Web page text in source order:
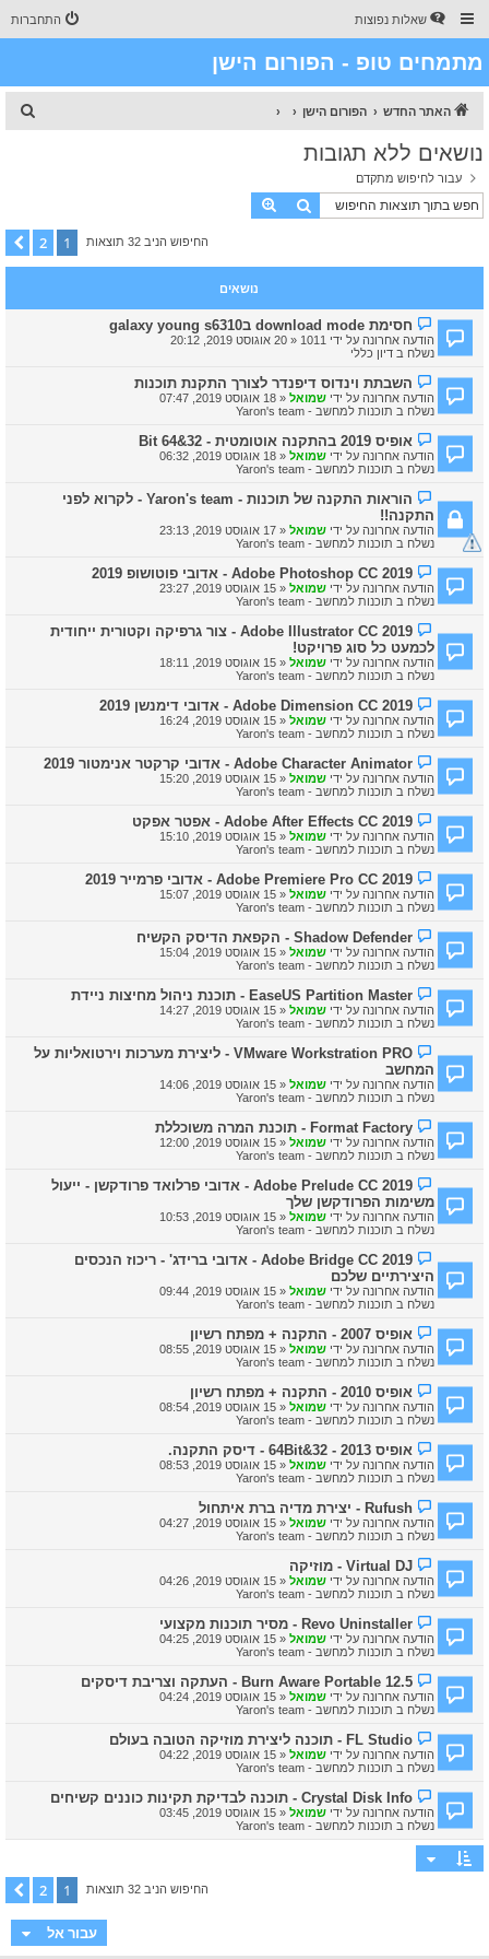
שאלות נפוצות התחברות
מתמחים טופ - הפורום הישן
האתר החדש הפורום הישן
ח
נושאים ללא תגובות
עבור לחיפוש מתקדם
חיפושחיפוש מתקדם
החיפוש הניב 32 תוצאות 1
2 הבא
נושאים
ה
ו
ד
ע
ה
ח
ד
ש
חסימת download mode בgalaxy young s6310
הודעה אחרונה על ידי 1011
«20 אוגוסט 2019, 20:12
נשלח בדיון כללי
ה
ו
ד
ע
ה
ח
ד
ש
השבתת וינדוס דיפנדר לצורך התקנת תוכנות
הודעה אחרונה על ידי שמואל«18 אוגוסט 2019, 07:47
נשלח בתוכנות למחשב - Yaron's team
ה
ו
ד
ע
ה
ח
ד
ש
ה
אופיס 2019 בהתקנה אוטומטית - 32&64 Bit
הודעה אחרונה על ידי שמואל«18 אוגוסט 2019, 06:32
נשלח בתוכנות למחשב - Yaron's team
ה
ו
ד
ע
ה
ד
ש
ה
הוראות התקנה של תוכנות - Yaron's team - לקרוא לפני
התקנה!!
הודעה אחרונה על ידי שמואל«17 אוגוסט 2019, 23:13
נשלח בתוכנות למחשב - Yaron's team
ה
ו
ד
ע
ה
ח
ד
ש
ה
Adobe Photoshop CC 2019 - אדובי פוטושופ 2019
הודעה אחרונה על ידי שמואל«15 אוגוסט 2019, 23:27
נשלח בתוכנות למחשב - Yaron's team
ה
ו
ד
ע
ה
ד
ש
ה
Adobe Illustrator CC 2019 - צור גרפיקה וקטורית ייחודית
לכמעט כל סוג פרויקט!
הודעה אחרונה על ידי שמואל«15 אוגוסט 2019, 18:11
נשלח בתוכנות למחשב - Yaron's team
ה
ו
ד
ע
ה
ח
ד
ש
Adobe Dimension CC 2019 - אדובי דימנשן 2019
הודעה אחרונה על ידי שמואל«15 אוגוסט 2019, 16:24
נשלח בתוכנות למחשב - Yaron's team
ה
ו
ד
ע
ה
ח
ד
ש
Adobe Character Animator - אדובי קרקטר אנימטור 2019
הודעה אחרונה על ידי שמואל«15 אוגוסט 2019, 15:20
נשלח בתוכנות למחשב - Yaron's team
ה
ו
ד
ע
ה
ח
ד
ש
Adobe After Effects CC 2019 - אפטר אפקט
הודעה אחרונה על ידי שמואל«15 אוגוסט 2019, 15:10
נשלח בתוכנות למחשב - Yaron's team
ה
ו
ד
ע
ה
ח
ד
ש
Adobe Premiere Pro CC 2019 - אדובי פרמייר 2019
הודעה אחרונה על ידי שמואל«15 אוגוסט 2019, 15:07
נשלח בתוכנות למחשב - Yaron's team
ה
ו
ד
ע
ה
ח
ד
ש
Shadow Defender - הקפאת הדיסק הקשיח
הודעה אחרונה על ידי שמואל«15 אוגוסט 2019, 15:04
נשלח בתוכנות למחשב - Yaron's team
ה
ו
ד
ע
ה
ח
ד
ש
ה
EaseUS Partition Master - תוכנת ניהול מחיצות ניידת
הודעה אחרונה על ידי שמואל«15 אוגוסט 2019, 14:27
נשלח בתוכנות למחשב - Yaron's team
ה
ו
ד
ע
ה
ד
ש
ה
VMware Workstration PRO - ליצירת מערכות וירטואליות על
המחשב
הודעה אחרונה על ידי שמואל«15 אוגוסט 2019, 14:06
נשלח בתוכנות למחשב - Yaron's team
ה
ו
ד
ע
ה
ח
ד
ש
ה
Format Factory - תוכנת המרה משוכללת
הודעה אחרונה על ידי שמואל«15 אוגוסט 2019, 12:00
נשלח בתוכנות למחשב - Yaron's team
ה
ו
ד
ע
ה
ד
ש
ה
Adobe Prelude CC 2019 - אדובי פרלואד פרודקשן - ייעול
משימות הפרודקשן שלך
הודעה אחרונה על ידי שמואל«15 אוגוסט 2019, 10:53
נשלח בתוכנות למחשב - Yaron's team
ה
ו
ד
ע
ה
ד
ש
ה
Adobe Bridge CC 2019 - אדובי ברידג' - ריכוז הנכסים
היצירתיים שלכם
הודעה אחרונה על ידי שמואל«15 אוגוסט 2019, 09:44
נשלח בתוכנות למחשב - Yaron's team
ה
ו
ד
ע
ה
ח
ד
ש
אופיס 2007 - התקנה + מפתח רשיון
הודעה אחרונה על ידי שמואל«15 אוגוסט 2019, 08:55
נשלח בתוכנות למחשב - Yaron's team
ה
ו
ד
ע
ה
ח
ד
ש
אופיס 2010 - התקנה + מפתח רשיון
הודעה אחרונה על ידי שמואל«15 אוגוסט 2019, 08:54
נשלח בתוכנות למחשב - Yaron's team
ה
ו
ד
ע
ה
ח
ד
ש
אופיס 2013 - 32&64Bit - דיסק התקנה.
הודעה אחרונה על ידי שמואל«15 אוגוסט 2019, 08:53
נשלח בתוכנות למחשב - Yaron's team
ה
ו
ד
ע
ה
ח
ד
ש
Rufush - יצירת מדיה ברת איתחול
הודעה אחרונה על ידי שמואל«15 אוגוסט 2019, 04:27
נשלח בתוכנות למחשב - Yaron's team
ה
ו
ד
ע
ה
ח
ד
ש
Virtual DJ - מוזיקה
הודעה אחרונה על ידי שמואל«15 אוגוסט 2019, 04:26
נשלח בתוכנות למחשב - Yaron's team
ה
ו
ד
ע
ה
ח
ד
ש
Revo Uninstaller - מסיר תוכנות מקצועי
הודעה אחרונה על ידי שמואל«15 אוגוסט 2019, 04:25
נשלח בתוכנות למחשב - Yaron's team
ה
ו
ד
ע
ה
ח
ד
ש
Burn Aware Portable 12.5 - העתקה וצריבת דיסקים
הודעה אחרונה על ידי שמואל«15 אוגוסט 2019, 04:24
נשלח בתוכנות למחשב - Yaron's team
ה
ו
ד
ע
ה
ח
ד
ש
ה
FL Studio - תוכנה ליצירת מוזיקה הטובה בעולם
הודעה אחרונה על ידי שמואל«15 אוגוסט 2019, 04:22
נשלח בתוכנות למחשב - Yaron's team
ה
ו
ד
ע
ה
ד
Crystal Disk Info - תוכנה לבדיקת תקינות כוננים קשיחים
הודעה אחרונה על ידי שמואל«15 אוגוסט 2019, 03:45
נשלח בתוכנות למחשב - Yaron's team
החיפוש הניב 32 תוצאות 1
2 הבא
עבור אל